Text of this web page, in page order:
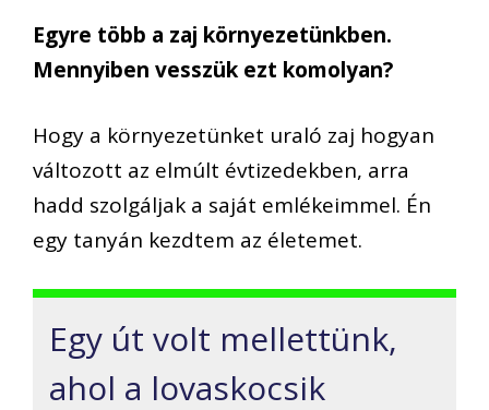
Egyre több a zaj környezetünkben.
Mennyiben vesszük ezt komolyan?
Hogy a környezetünket uraló zaj hogyan
változott az elmúlt évtizedekben, arra
hadd szolgáljak a saját emlékeimmel. Én
egy tanyán kezdtem az életemet.
Egy út volt mellettünk,
ahol a lovaskocsik